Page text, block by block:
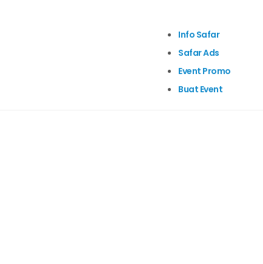
Info Safar
Safar Ads
Event Promo
Buat Event